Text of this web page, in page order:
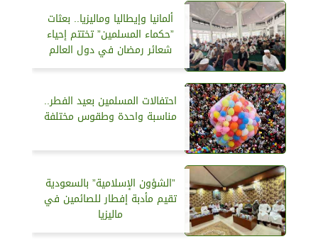
ألمانيا وإيطاليا وماليزيا.. بعثات
”حكماء المسلمين” تختتم إحياء
شعائر رمضان في دول العالم
احتفالات المسلمين بعيد الفطر..
مناسبة واحدة وطقوس مختلفة
”الشؤون الإسلامية” بالسعودية
تقيم مأدبة إفطار للصائمين في
ماليزيا